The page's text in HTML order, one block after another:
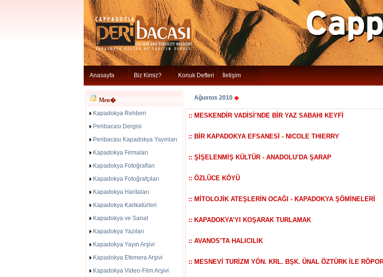
Anasayfa Biz Kimiz? Konuk Defteri İletişim
Men�
Kapadokya Rehberi
Peribacası Dergisi
Peribacası Kapadokya Yayınları
Kapadokya Firmaları
Kapadokya Fotoğrafları
Kapadokya Fotoğrafçıları
Kapadokya Haritaları
Kapadokya Karikatürleri
Kapadokya ve Sanat
Kapadokya Yazıları
Kapadokya Yayın Arşivi
Kapadokya Efemera Arşivi
Kapadokya Video-Film Arşivi
Ağustos 2010 �
:: MESKENDİR VADİSİ’NDE BİR YAZ SABAHI KEYFİ
:: BİR KAPADOKYA EFSANESİ - NICOLE THIERRY
:: ŞİŞELENMİŞ KÜLTÜR - ANADOLU’DA ŞARAP
:: ÖZLÜCE KÖYÜ
:: MİTOLOJİK ATEŞLERİN OCAĞI - KAPADOKYA ŞÖMİNELERİ
:: KAPADOKYA’YI KOŞARAK TURLAMAK
:: AVANOS’TA HALICILIK
:: MESNEVİ TURİZM YÖN. KRL. BŞK. ÜNAL ÖZTÜRK İLE